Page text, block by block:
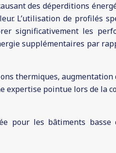
des déperditions
L’utilisation de profilés
significativement les
supplémentaires par
thermiques,
expertise pointue lors de la
pour les bâtiments basse